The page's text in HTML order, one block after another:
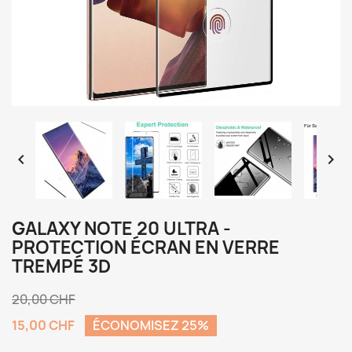
 
GALAXY NOTE 20 ULTRA -
PROTECTION ÉCRAN EN VERRE
TREMPÉ 3D
20,00 CHF
15,00 CHF
ÉCONOMISEZ 25%